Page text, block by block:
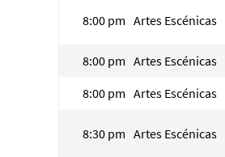
8:00 pm Artes Escénicas
8:00 pm Artes Escénicas
8:00 pm Artes Escénicas
8:30 pm Artes Escénicas